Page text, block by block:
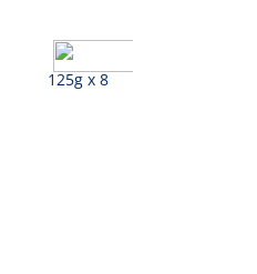
125g x 8